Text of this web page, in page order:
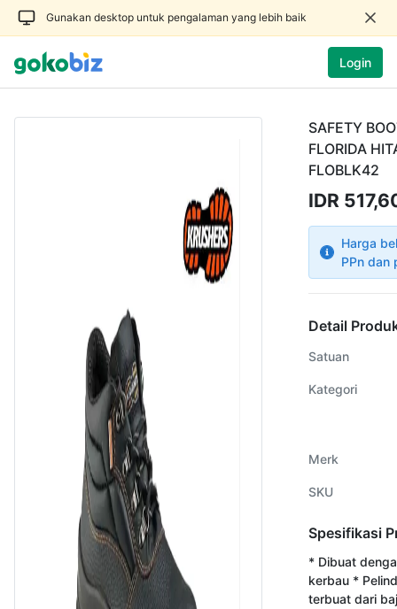
Gunakan desktop untuk pengalaman yang lebih baik
Login
SAFETY
FLORIDA
FLOBLK42
IDR
Harga
PPn dan
Detail
Satuan
Kategori
Merk
SKU
Spesifikasi
* Dibuat
kerbau *
terbuat dari